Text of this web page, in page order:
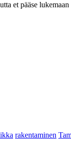
et pääse
rakentaminen